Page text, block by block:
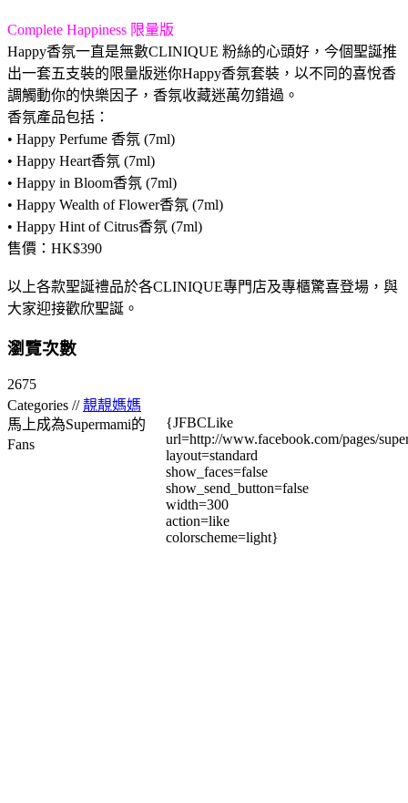
Complete Happiness 限量版
Happy香氛一直是無數CLINIQUE 粉絲的心頭好，今個聖誕推
出一套五支裝的限量版迷你Happy香氛套裝，以不同的喜悅香
調觸動你的快樂因子，香氛收藏迷萬勿錯過。
香氛產品包括：
• Happy Perfume 香氛 (7ml)
• Happy Heart香氛 (7ml)
• Happy in Bloom香氛 (7ml)
• Happy Wealth of Flower香氛 (7ml)
• Happy Hint of Citrus香氛 (7ml)
售價：HK$390
以上各款聖誕禮品於各CLINIQUE專門店及專櫃驚喜登場，與
大家迎接歡欣聖誕。
瀏覽次數
2675
Categories //靚靚媽媽
馬上成為Supermami的
Fans
{JFBCLike
url=http://www.facebook.com/pages/
layout=standard
show_faces=false
show_send_button=false
width=300
action=like
colorscheme=light}